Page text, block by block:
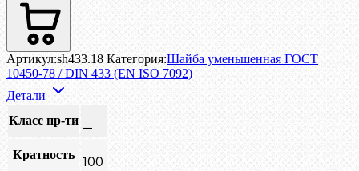
Артикул:sh433.18 Категория:Шайба уменьшенная ГОСТ
10450-78 / DIN 433 (EN ISO 7092)
Детали
Класс пр-ти —
Кратность 100